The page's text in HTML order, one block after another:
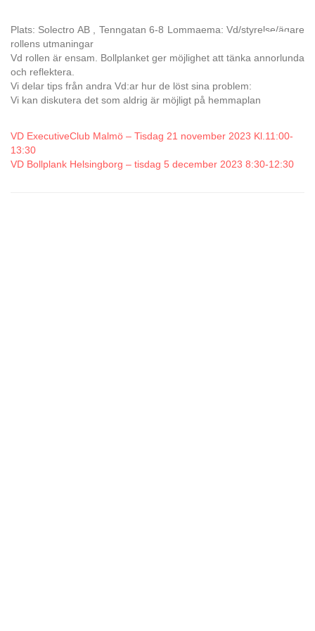
Plats: Solectro AB , Tenngatan 6-8 Lommaema: Vd/styrelse/ägare
rollens utmaningar
Vd rollen är ensam. Bollplanket ger möjlighet att tänka annorlunda
och reflektera.
Vi delar tips från andra Vd:ar hur de löst sina problem:
Vi kan diskutera det som aldrig är möjligt på hemmaplan
VD ExecutiveClub Malmö – Tisdag 21 november 2023 Kl.11:00-
13:30
VD Bollplank Helsingborg – tisdag 5 december 2023 8:30-12:30